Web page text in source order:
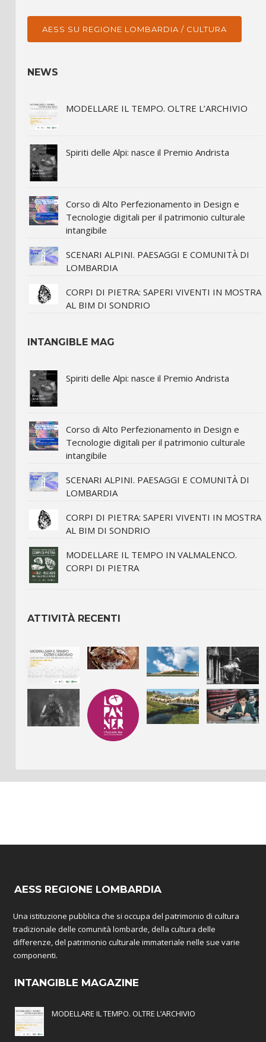
AESS SU REGIONE LOMBARDIA / CULTURA
NEWS
MODELLARE IL TEMPO. OLTRE L’ARCHIVIO
Spiriti delle Alpi: nasce il Premio Andrista
Corso di Alto Perfezionamento in Design e
Tecnologie digitali per il patrimonio culturale
intangibile
SCENARI ALPINI. PAESAGGI E COMUNITÀ DI
LOMBARDIA
CORPI DI PIETRA: SAPERI VIVENTI IN MOSTRA
AL BIM DI SONDRIO
INTANGIBLE MAG
Spiriti delle Alpi: nasce il Premio Andrista
Corso di Alto Perfezionamento in Design e
Tecnologie digitali per il patrimonio culturale
intangibile
SCENARI ALPINI. PAESAGGI E COMUNITÀ DI
LOMBARDIA
CORPI DI PIETRA: SAPERI VIVENTI IN MOSTRA
AL BIM DI SONDRIO
MODELLARE IL TEMPO IN VALMALENCO.
CORPI DI PIETRA
ATTIVITÀ RECENTI
AESS REGIONE LOMBARDIA
Una istituzione pubblica che si occupa del patrimonio di cultura
tradizionale delle comunità lombarde, della cultura delle
differenze, del patrimonio culturale immateriale nelle sue varie
componenti.
INTANGIBLE MAGAZINE
MODELLARE IL TEMPO. OLTRE L’ARCHIVIO